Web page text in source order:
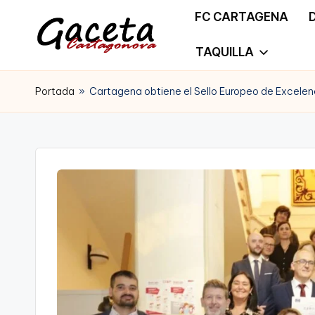
Saltar
al
G
a
e
Gaceta
Cartagonova,
informa
FC CARTAGENA
TAQUILLA
Portada » Cartagena obtiene el Sello Europeo de